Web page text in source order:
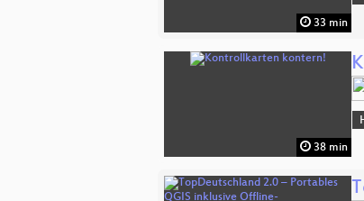
33 min
38 min